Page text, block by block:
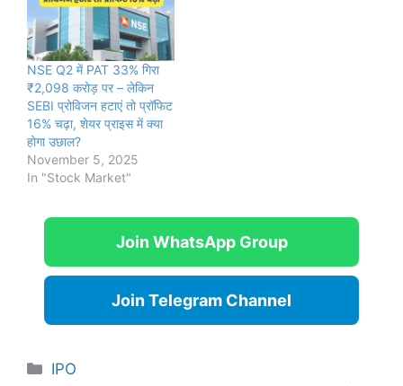
NSE Q2 में PAT 33% गिरा
₹2,098 करोड़ पर – लेकिन
SEBI प्रोविजन हटाएं तो प्रॉफिट
16% चढ़ा, शेयर प्राइस में क्या
होगा उछाल?
November 5, 2025
In "Stock Market"
Join WhatsApp Group
Join Telegram Channel
Categories
IPO